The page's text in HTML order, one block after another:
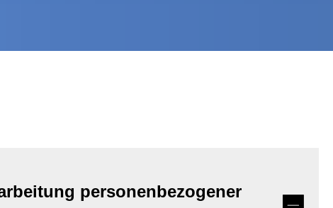
personenbezogener